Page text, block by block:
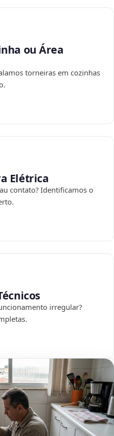
ou Área
torneiras em cozinhas
Elétrica
contato? Identificamos o
irregular?